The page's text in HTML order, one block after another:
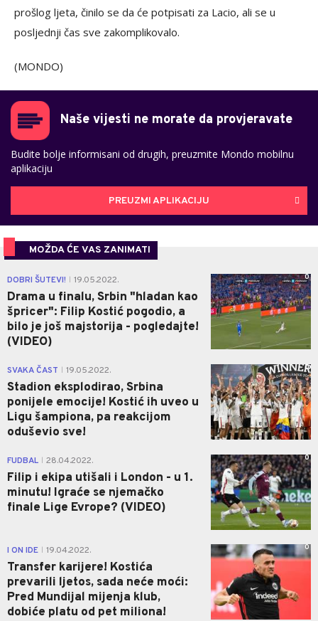
prošlog ljeta, činilo se da će potpisati za Lacio, ali se u
posljednji čas sve zakomplikovalo.
(MONDO)
Naše vijesti ne morate da provjeravate
Budite bolje informisani od drugih, preuzmite Mondo mobilnu
aplikaciju
PREUZMI APLIKACIJU
MOŽDA ĆE VAS ZANIMATI
DOBRI ŠUTEVI! 19.05.2022.
Drama u finalu, Srbin "hladan kao
špricer": Filip Kostić pogodio, a
bilo je još majstorija - pogledajte!
(VIDEO)
0
SVAKA ČAST 19.05.2022.
Stadion eksplodirao, Srbina
ponijele emocije! Kostić ih uveo u
Ligu šampiona, pa reakcijom
oduševio sve!
0
FUDBAL 28.04.2022.
Filip i ekipa utišali i London - u 1.
minutu! Igraće se njemačko
finale Lige Evrope? (VIDEO)
0
I ON IDE 19.04.2022.
Transfer karijere! Kostića
prevarili ljetos, sada neće moći:
Pred Mundijal mijenja klub,
dobiće platu od pet miliona!
0